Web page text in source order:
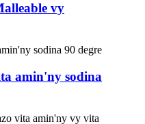
vy
amin'ny sodina